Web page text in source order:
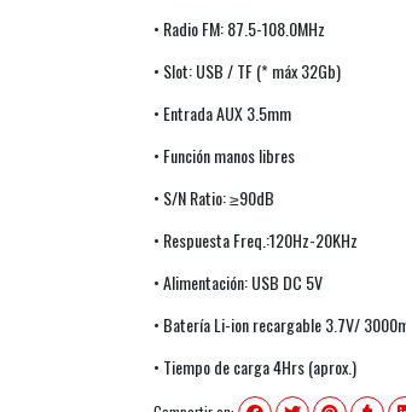
• Radio FM: 87.5-108.0MHz
• Slot: USB / TF (* máx 32Gb)
• Entrada AUX 3.5mm
• Función manos libres
• S/N Ratio: ≥90dB
• Respuesta Freq.:120Hz-20KHz
• Alimentación: USB DC 5V
• Batería Li-ion recargable 3.7V/
• Tiempo de carga 4Hrs (aprox.)